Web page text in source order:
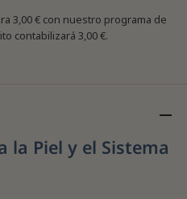
3,00 € con nuestro programa de
contabilizará 3,00 €.
la Piel y el Sistema